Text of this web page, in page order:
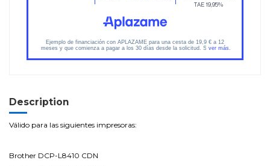
Description
Válido para las siguientes impresoras:
Brother DCP-L8410 CDN